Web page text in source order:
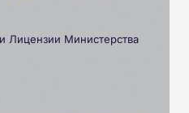
Лицензии Министерства